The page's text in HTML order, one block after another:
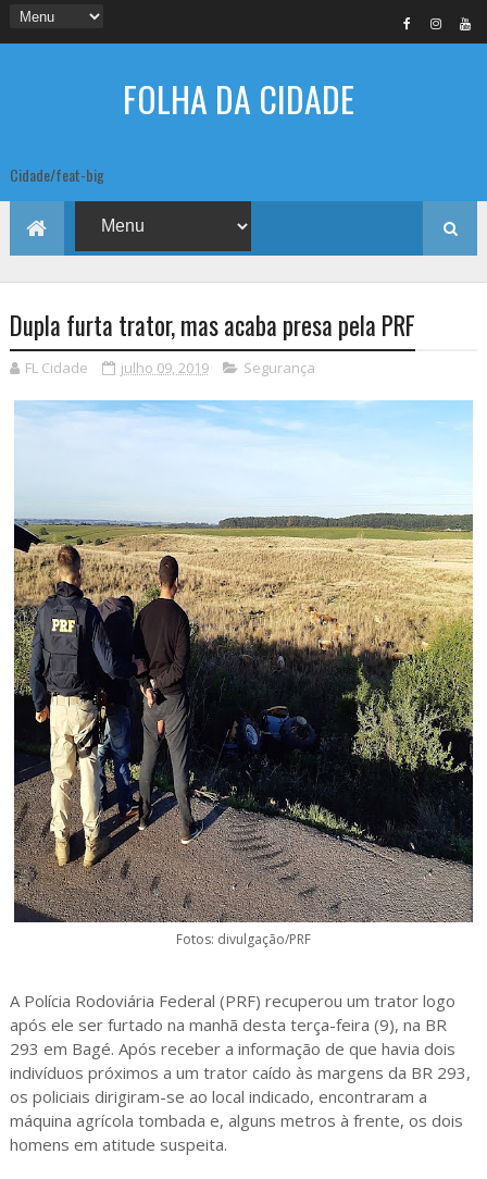
FOLHA DA CIDADE
Cidade/feat-big
Dupla furta trator, mas acaba presa pela PRF
FL Cidade julho 09, 2019 Segurança
Fotos: divulgação/PRF
A Polícia Rodoviária Federal (PRF) recuperou um trator logo
após ele ser furtado na manhã desta terça-feira (9), na BR
293 em Bagé. Após receber a informação de que havia dois
indivíduos próximos a um trator caído às margens da BR 293,
os policiais dirigiram-se ao local indicado, encontraram a
máquina agrícola tombada e, alguns metros à frente, os dois
homens em atitude suspeita.